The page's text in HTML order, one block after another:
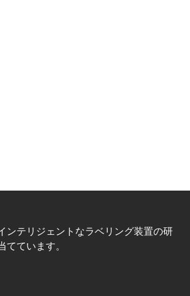
ンテリジェントなラベリング装置の研
てています。